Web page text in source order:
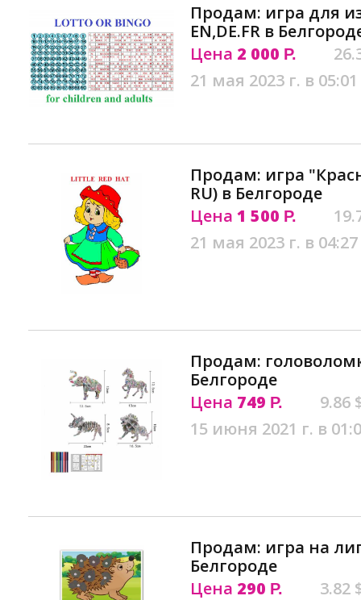
Продам: игра для
EN,DE.FR в
Цена 2 000 Р.
21 мая 2023 г. в 05:01
Продам: игра
RU) в Белгороде
Цена 1 500 Р.
21 мая 2023 г. в 04:27
Продам:
Белгороде
Цена 749 Р.
9.86
15 июня 2021 г. в
Продам: игра на
Белгороде
Цена 290 Р.
3.82